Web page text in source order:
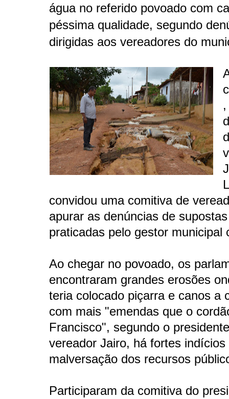
água no referido povoado com
péssima qualidade, segundo
dirigidas aos vereadores do
convidou uma comitiva de
apurar as denúncias de
praticadas pelo gestor municipal
Ao chegar no povoado, os
encontraram grandes erosões
teria colocado piçarra e canos a
com mais "emendas que o
Francisco", segundo o
vereador Jairo, há fortes indícios
malversação dos recursos
Participaram da comitiva do